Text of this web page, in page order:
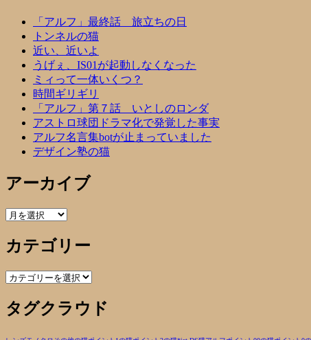
「アルフ」最終話 旅立ちの日
トンネルの猫
近い、近いよ
うげぇ、IS01が起動しなくなった
ミィって一体いくつ？
時間ギリギリ
「アルフ」第７話 いとしのロンダ
アストロ球団ドラマ化で発覚した事実
アルフ名言集botが止まっていました
デザイン塾の猫
アーカイブ
ア
カ
イ
ブ
カテゴリー
カ
ゴ
リ
タグクラウド